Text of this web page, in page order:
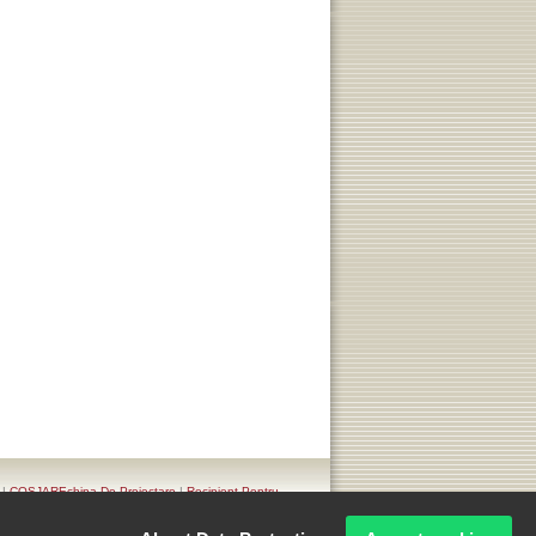
|COSJAREchipa De Proiectare|Recipient Pentru